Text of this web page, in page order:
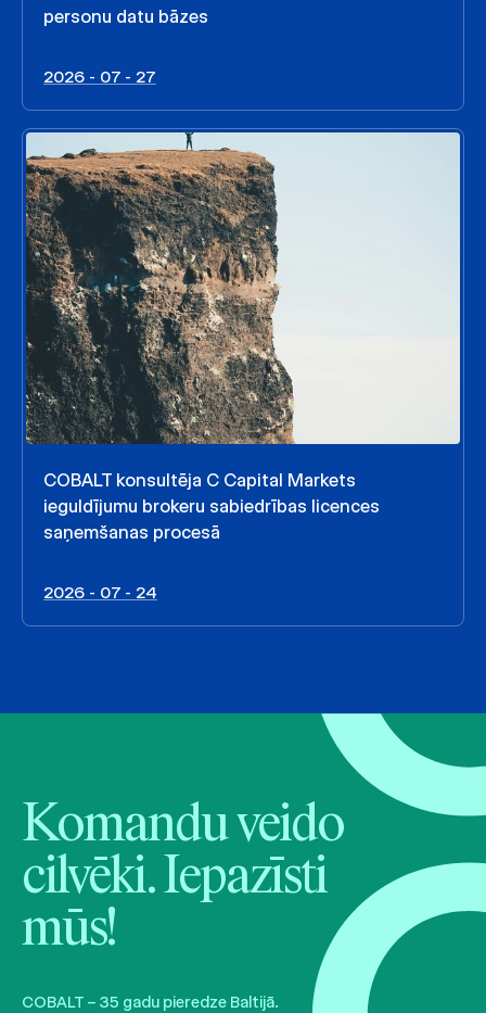
personu datu bāzes
2026 - 07 - 27
COBALT konsultēja C Capital Markets
ieguldījumu brokeru sabiedrības licences
saņemšanas procesā
2026 - 07 - 24
Komandu veido
cilvēki. Iepazīsti
mūs!
COBALT – 35 gadu pieredze Baltijā.